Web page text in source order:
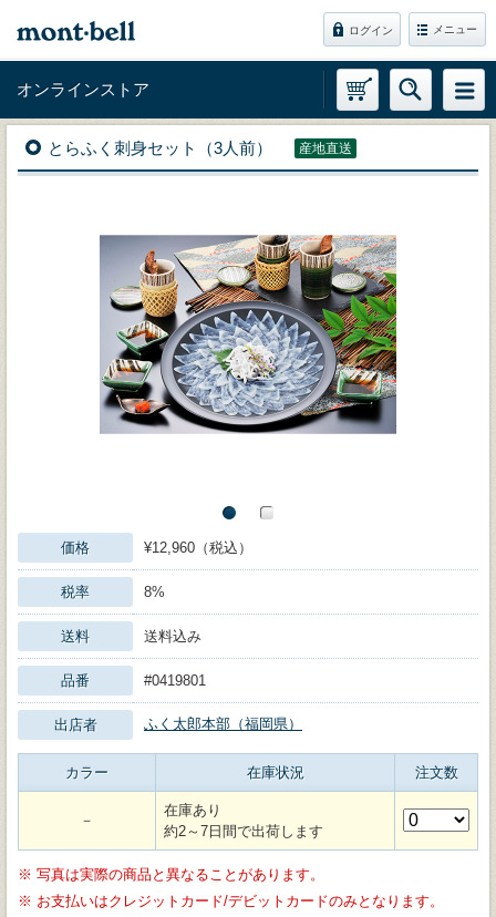
ログイン メニュー
オンラインストア
とらふく刺身セット（3人前） 産地直送
価格 ¥12,960（税込）
税率 8%
送料 送料込み
品番 #0419801
出店者 ふく太郎本部（福岡県）
カラー 在庫状況 注文数
－
在庫あり
約2～7日間で出荷します
※ 写真は実際の商品と異なることがあります。
※ お支払いはクレジットカード/デビットカードのみとなります。